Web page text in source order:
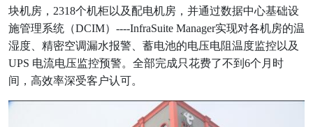
块机房，2318个机柜以及配电机房，并通过数据中心基础设
施管理系统（DCIM）----InfraSuite Manager实现对各机房的温
湿度、精密空调漏水报警、蓄电池的电压电阻温度监控以及
UPS 电流电压监控预警。全部完成只花费了不到6个月时
间，高效率深受客户认可。